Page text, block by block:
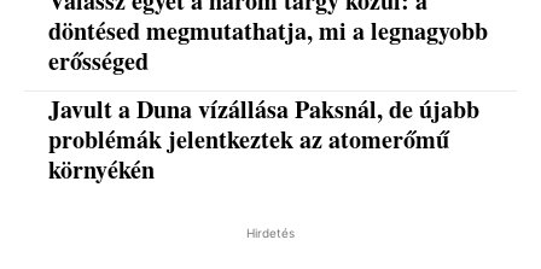
döntésed megmutathatja, mi a legnagyobb
erősséged
Javult a Duna vízállása Paksnál, de újabb
problémák jelentkeztek az atomerőmű
környékén
Hirdetés